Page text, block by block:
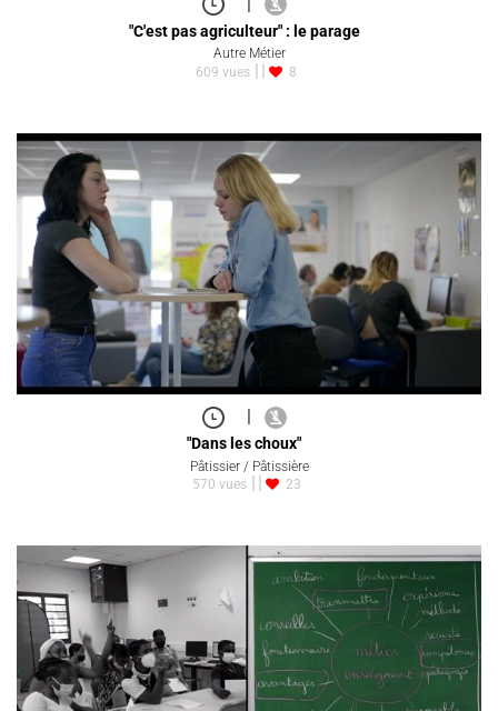
"C'est pas agriculteur" : le parage
Autre Métier
609 vues
8
"Dans les choux"
Pâtissier / Pâtissière
570 vues
23